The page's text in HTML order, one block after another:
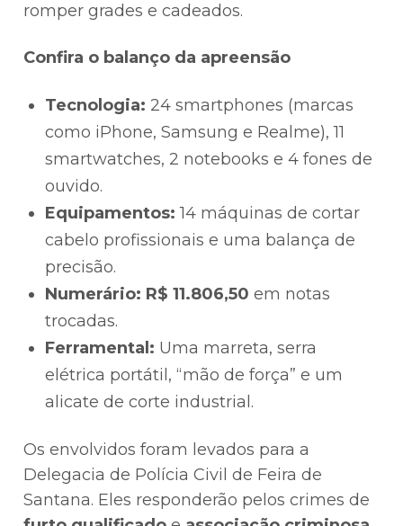
romper grades e cadeados.
Confira o balanço da apreensão
Tecnologia: 24 smartphones (marcas
como iPhone, Samsung e Realme), 11
smartwatches, 2 notebooks e 4 fones de
ouvido.
Equipamentos: 14 máquinas de cortar
cabelo profissionais e uma balança de
precisão.
Numerário: R$ 11.806,50 em notas
trocadas.
Ferramental: Uma marreta, serra
elétrica portátil, “mão de força” e um
alicate de corte industrial.
Os envolvidos foram levados para a
Delegacia de Polícia Civil de Feira de
Santana. Eles responderão pelos crimes de